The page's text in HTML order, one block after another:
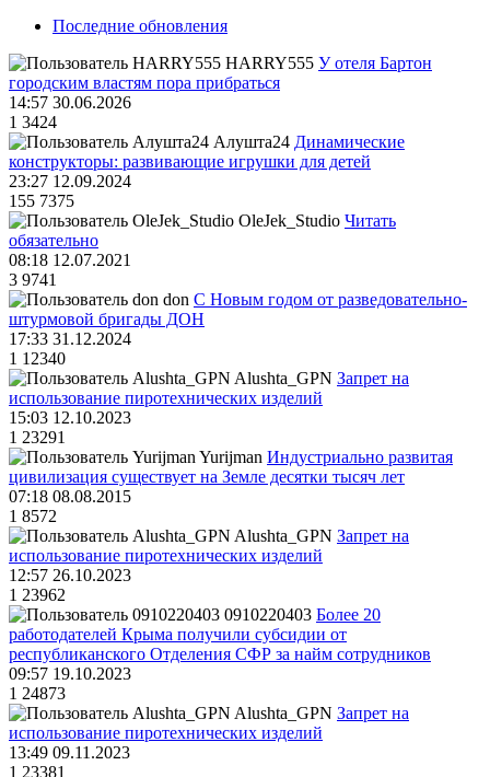
Последние обновления
HARRY555 У отеля Бартон
городским властям пора прибраться
14:57 30.06.2026
1 3424
Алушта24 Динамические
конструкторы: развивающие игрушки для детей
23:27 12.09.2024
155 7375
OleJek_Studio Читать
обязательно
08:18 12.07.2021
3 9741
don С Новым годом от разведовательно-
штурмовой бригады ДОН
17:33 31.12.2024
1 12340
Alushta_GPN Запрет на
использование пиротехнических изделий
15:03 12.10.2023
1 23291
Yurijman Индустриально развитая
цивилизация существует на Земле десятки тысяч лет
07:18 08.08.2015
1 8572
Alushta_GPN Запрет на
использование пиротехнических изделий
12:57 26.10.2023
1 23962
0910220403 Более 20
работодателей Крыма получили субсидии от
республиканского Отделения СФР за найм сотрудников
09:57 19.10.2023
1 24873
Alushta_GPN Запрет на
использование пиротехнических изделий
13:49 09.11.2023
1 23381